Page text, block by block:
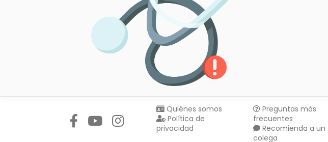
Quiénes somos
Política de
privacidad
Preguntas más
frecuentes
Recomienda a un
colega